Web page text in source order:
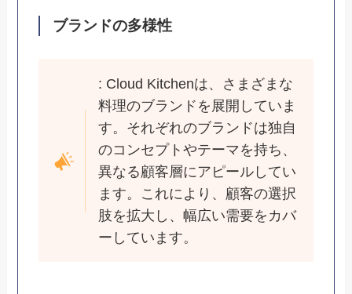
ブランドの多様性
: Cloud Kitchenは、さまざまな
料理のブランドを展開していま
す。それぞれのブランドは独自
のコンセプトやテーマを持ち、
異なる顧客層にアピールしてい
ます。これにより、顧客の選択
肢を拡大し、幅広い需要をカバ
ーしています。